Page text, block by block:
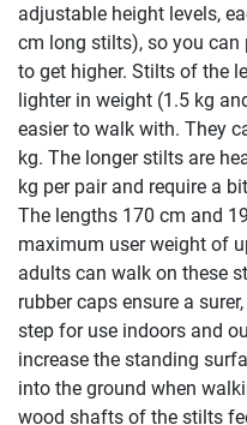
adjustable height levels,
cm long stilts), so you can
to get higher. Stilts of the
lighter in weight (1.5 kg
easier to walk with. They
kg. The longer stilts are
kg per pair and require a
The lengths 170 cm and
maximum user weight of
adults can walk on these
rubber caps ensure a
step for use indoors and
increase the standing
into the ground when
wood shafts of the stilts